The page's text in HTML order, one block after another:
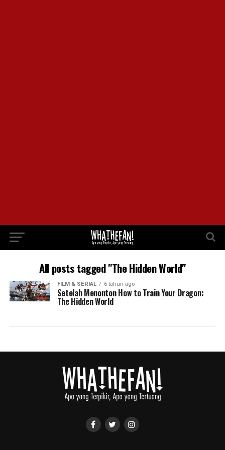
All posts tagged "The Hidden World"
FILM & SERIAL 6 tahun ago
Setelah Menonton How to Train Your Dragon:
The Hidden World